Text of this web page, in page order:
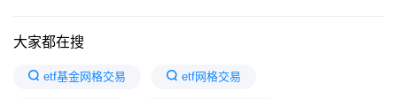
大家都在搜
etf基金网格交易 etf网格交易